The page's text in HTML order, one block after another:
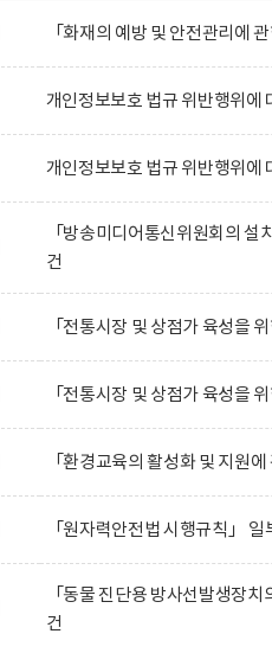
「화재의 예방 및 안전관리에
개인정보보호 법규 위반행위
개인정보보호 법규 위반행위
「방송미디어통신위원회의
건
「전통시장 및 상점가 육성을
「전통시장 및 상점가 육성을
「환경교육의 활성화 및 지원
「원자력안전법 시행규칙」
「동물 진단용 방사선발생장
건